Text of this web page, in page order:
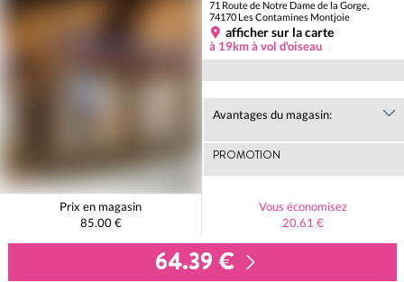
71 Route de Notre Dame de la Gorge,
74170 Les Contamines Montjoie
afficher sur la carte
à 19km à vol d'oiseau
Avantages du magasin:
PROMOTION
Prix en magasin
85.00 €
Vous économisez
20.61 €
64.39 €